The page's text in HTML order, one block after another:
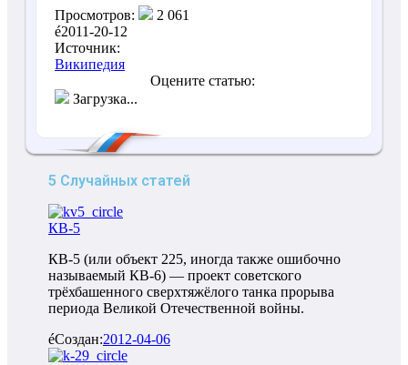
Просмотров:
2 061
2011-20-12
Источник:
Википедия
Оцените статью:
Загрузка...
5 Случайных статей
КВ-5
КВ-5 (или объект 225, иногда также ошибочно
называемый КВ-6) — проект советского
трёхбашенного сверхтяжёлого танка прорыва
периода Великой Отечественной войны.
Создан:2012-04-06